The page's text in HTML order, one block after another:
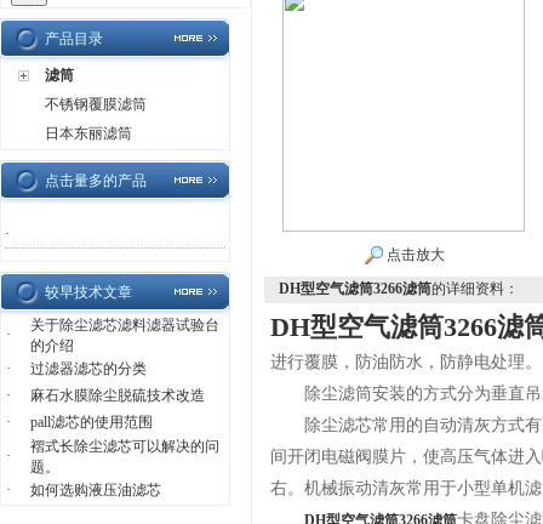
产品目录
滤筒
不锈钢覆膜滤筒
日本东丽滤筒
点击量多的产品
·
较早技术文章
·
关于除尘滤芯滤料滤器试验台
的介绍
·
过滤器滤芯的分类
·
麻石水膜除尘脱硫技术改造
·
pall滤芯的使用范围
·
褶式长除尘滤芯可以解决的问
题。
·
如何选购液压油滤芯
点击放大
DH型空气滤筒3266滤筒的详细资料：
DH型空气滤筒3266滤
进行覆膜，防油防水，防静电处理。
除尘滤筒安装的方式分为垂直吊
除尘滤芯常用的自动清灰方式有
间开闭电磁阀膜片，使高压气体进
右。机械振动清灰常用于小型单机
DH型空气滤筒3266滤筒卡盘除尘